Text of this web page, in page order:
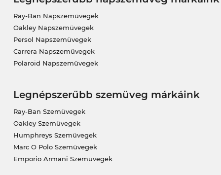
Ray-Ban Napszemüvegek
Oakley Napszemüvegek
Persol Napszemüvegek
Carrera Napszemüvegek
Polaroid Napszemüvegek
Legnépszerűbb szemüveg márkáink
Ray-Ban Szemüvegek
Oakley Szemüvegek
Humphreys Szemüvegek
Marc O Polo Szemüvegek
Emporio Armani Szemüvegek